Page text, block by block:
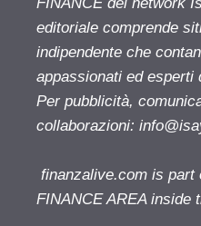
FINANCE del network
editoriale comprende
indipendente che
appassionati ed esperti
Per pubblicità,
collaborazioni:
finanzalive.com is part
FINANCE AREA